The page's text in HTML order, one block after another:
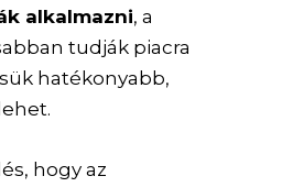
alkalmazni, a
tudják piacra
hatékonyabb,
hogy az